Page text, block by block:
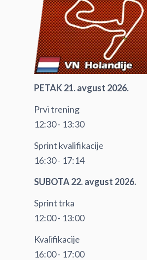
PETAK 21. avgust 2026.
Prvi trening
12:30 - 13:30
Sprint kvalifikacije
16:30 - 17:14
SUBOTA 22. avgust 2026.
Sprint trka
12:00 - 13:00
Kvalifikacije
16:00 - 17:00